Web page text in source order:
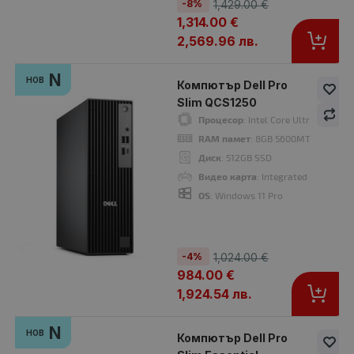
RAM памет
: Ubuntu 24.04 LTS (Long Term Support)
Гаранция
: 24 месеца
21 Дни 37 Сек
-8% 1,429.00 €
1,314.00 €
2,569.96 лв.
НОВ N
Компютър Dell Pro
Slim QCS1250
Процесор: Intel Core Ultra 5 235
RAM памет: 8GB 5600MT/s (1x8GB)
Диск: 512GB SSD
Видео карта: Integrated Intel
OS: Windows 11 Pro
-4% 1,024.00 €
984.00 €
1,924.54 лв.
НОВ N
Компютър Dell Pro